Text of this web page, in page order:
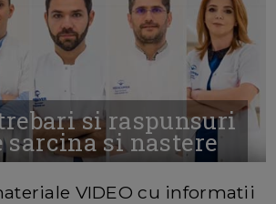
si raspunsuri
sarcina si nastere
VIDEO cu informatii